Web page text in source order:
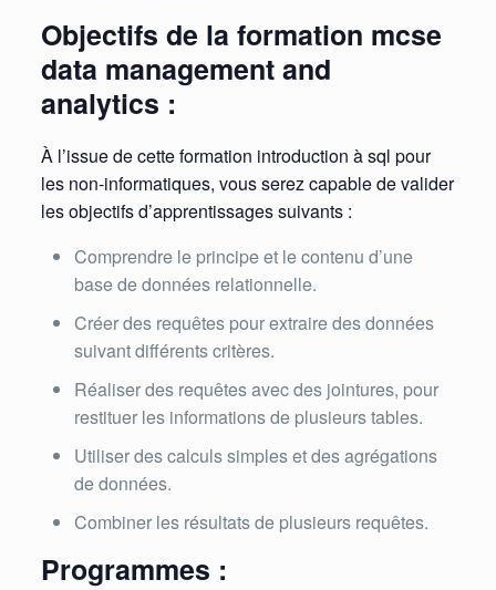
Objectifs de la formation mcse
data management and
analytics :
À l’issue de cette formation introduction à sql pour
les non-informatiques, vous serez capable de valider
les objectifs d’apprentissages suivants :
Comprendre le principe et le contenu d’une
base de données relationnelle.
Créer des requêtes pour extraire des données
suivant différents critères.
Réaliser des requêtes avec des jointures, pour
restituer les informations de plusieurs tables.
Utiliser des calculs simples et des agrégations
de données.
Combiner les résultats de plusieurs requêtes.
Programmes :